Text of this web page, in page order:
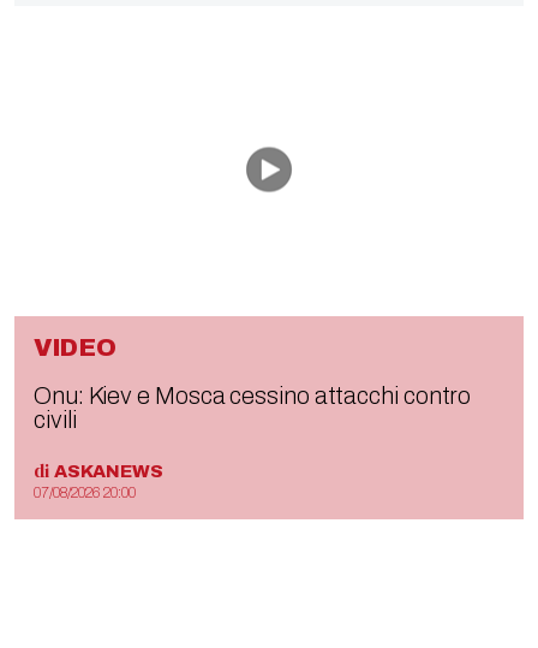
VIDEO
Onu: Kiev e Mosca cessino attacchi contro
civili
di ASKANEWS
07/08/2026 20:00